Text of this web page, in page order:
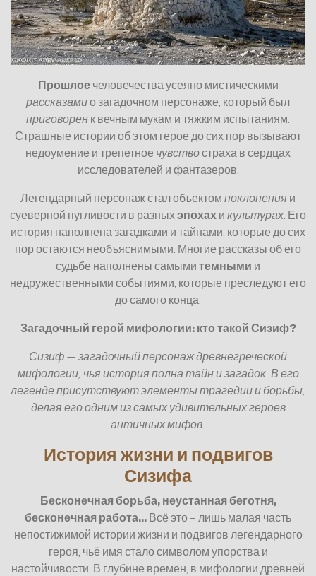
Прошлоечеловечества усеяно мистическими
рассказамио загадочном персонаже, который был
приговорен к вечным мукам и тяжким испытаниям.
Страшные истории об этом герое до сих пор вызывают
недоумение и трепетное чувствостраха в сердцах
исследователей и фантазеров.
Легендарный персонаж стал объектом поклонения и
суеверной пугливости в разныхэпохах и культурах . Его
история наполнена загадками и тайнами, которые до сих
пор остаются необъяснимыми. Многие рассказы об его
судьбе наполнены самыми темными и
недружественными событиями, которые преследуют его
до самого конца.
Загадочный герой мифологии: кто такой Сизиф?
Сизиф — загадочный персонаж древнегреческой
мифологии, чья история полна тайн и загадок. В его
легенде присутствуют элементы трагедии и борьбы,
делая его одним из самых удивительных героев
античных мифов.
История жизни и подвигов
Сизифа
Бесконечная борьба, неустанная беготня,
бесконечная работа… Всё это – лишь малая часть
непостижимой истории жизни и подвигов легендарного
героя, чьё имя стало символом упорства и
настойчивости. В глубине времен, в мифологии древней